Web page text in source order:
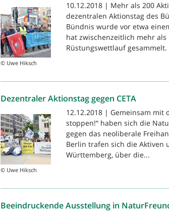
© Uwe Hiksch
10.12.2018 | Mehr als 200
dezentralen Aktionstag des
Bündnis wurde vor etwa
hat zwischenzeitlich mehr
Rüstungswettlauf gesammelt.
Dezentraler Aktionstag gegen CETA
© Uwe Hiksch
12.12.2018 | Gemeinsam mit
stoppen!“ haben sich die
gegen das neoliberale
Berlin trafen sich die Aktiven
Württemberg, über die...
Beeindruckende Ausstellung in